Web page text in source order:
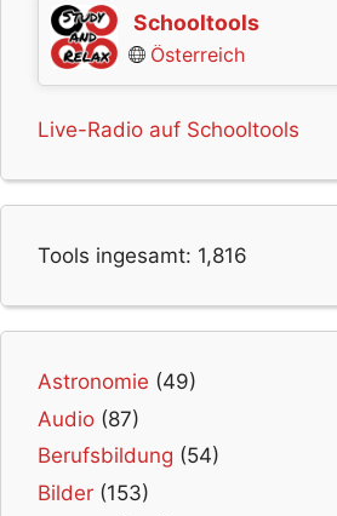
Schooltools
Österreich
Live-Radio auf Schooltools
Tools ingesamt: 1,816
Astronomie (49)
Audio (87)
Berufsbildung (54)
Bilder (153)